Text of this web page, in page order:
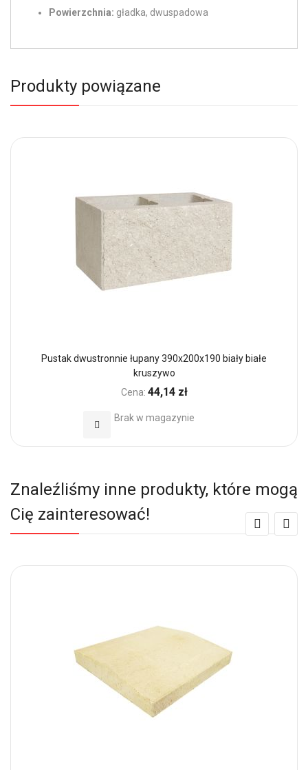
Powierzchnia: gładka, dwuspadowa
Produkty powiązane
Pustak dwustronnie łupany 390x200x190 biały białe
kruszywo
Cena: 44,14 zł
Brak w magazynie
Dodaj do Ulubionych
Znaleźliśmy inne produkty, które mogą
Cię zainteresować!